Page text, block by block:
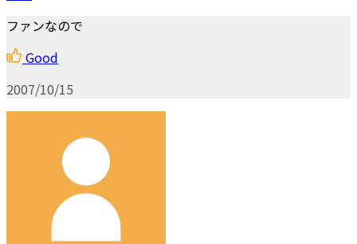
ファンなので
Good
2007/10/15